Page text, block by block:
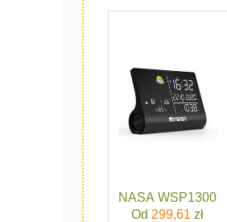
NASA WSP1300
Od 299,61 zł